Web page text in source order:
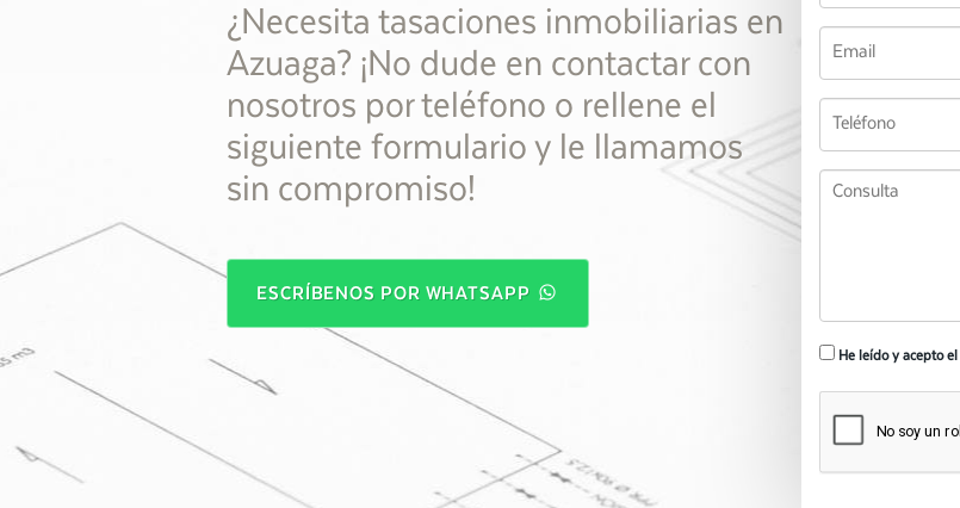
¿Necesita tasaciones inmobiliarias en
Azuaga? ¡No dude en contactar con
nosotros por teléfono o rellene el
siguiente formulario y le llamamos
sin compromiso!
ESCRÍBENOS POR WHATSAPP
He leído y acepto el